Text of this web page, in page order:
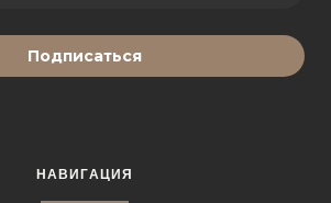
Подписаться
НАВИГАЦИЯ